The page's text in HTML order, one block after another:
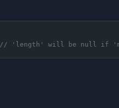
// 'length' will be null if